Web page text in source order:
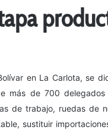
en La Carlota, se
más de 700 delegados
de trabajo, ruedas de
sustituir